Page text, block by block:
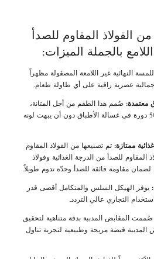
الفولاذ المقاوم للصدأ
بالجملة الميزات:
النهائية غير اللامعة المصقولة مظهراً
عصرية راقية على أي طاولة طعام.
معتمدة:صُمم هذا الطقم من أجل المتانة،
فقد ثبت أنه يتحمل أكثر من 50 دورة في غسالة الأطباق دون أن يبهت لونه
ممتازة:تم تصنيعها من الفولاذ المقاوم
المقاوم للصدأ من الدرجة الغذائية وفولاذ
يوفر الهيكل السلس والمتكامل أقصى قدر
التجاري عالي التردد.
المقابض المدببة بدقة متناهية لتحقيق
المدببة قبضة مريحة وطبيعية لتجربة تناول